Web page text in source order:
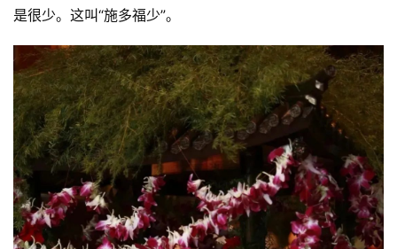
策
法
规
免
责
声
明
是很少。这叫“施多福少”。